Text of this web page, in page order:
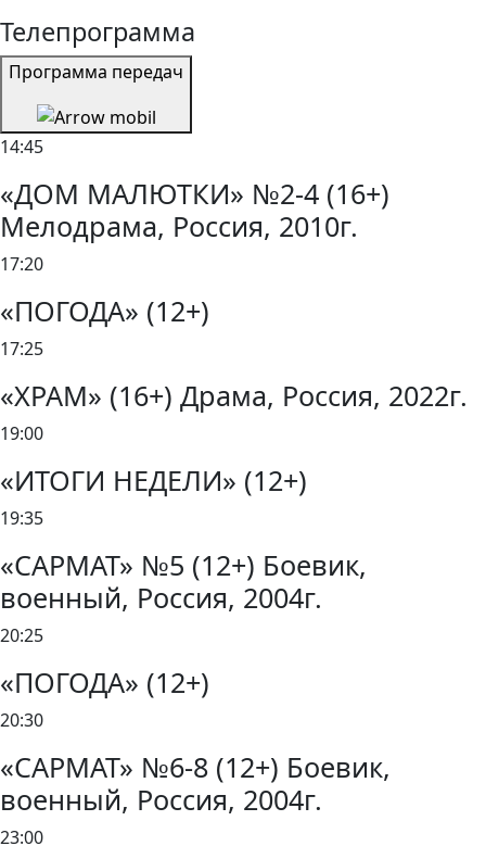
Телепрограмма
Программа передач
14:45
«ДОМ МАЛЮТКИ» №2-4 (16+)
Мелодрама, Россия, 2010г.
17:20
«ПОГОДА» (12+)
17:25
«ХРАМ» (16+) Драма, Россия, 2022г.
19:00
«ИТОГИ НЕДЕЛИ» (12+)
19:35
«САРМАТ» №5 (12+) Боевик,
военный, Россия, 2004г.
20:25
«ПОГОДА» (12+)
20:30
«САРМАТ» №6-8 (12+) Боевик,
военный, Россия, 2004г.
23:00